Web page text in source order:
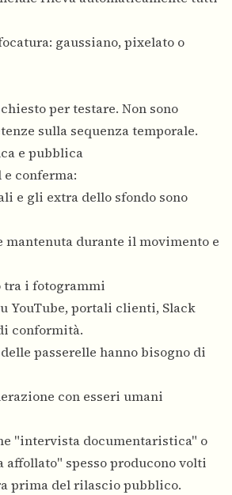
gaussiano, pixelato o
per testare. Non sono
sulla sequenza temporale.
e pubblica
conferma:
e gli extra dello sfondo sono
mantenuta durante il movimento e
tra i fotogrammi
YouTube, portali clienti, Slack
conformità.
passerelle hanno bisogno di
con esseri umani
"intervista documentaristica" o
affollato" spesso producono volti
prima del rilascio pubblico.